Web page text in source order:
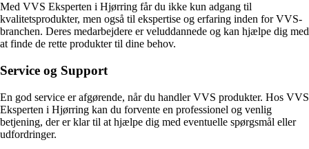
Med VVS Eksperten i Hjørring får du ikke kun adgang til
kvalitetsprodukter, men også til ekspertise og erfaring inden for VVS-
branchen. Deres medarbejdere er veluddannede og kan hjælpe dig med
at finde de rette produkter til dine behov.
Service og Support
En god service er afgørende, når du handler VVS produkter. Hos VVS
Eksperten i Hjørring kan du forvente en professionel og venlig
betjening, der er klar til at hjælpe dig med eventuelle spørgsmål eller
udfordringer.